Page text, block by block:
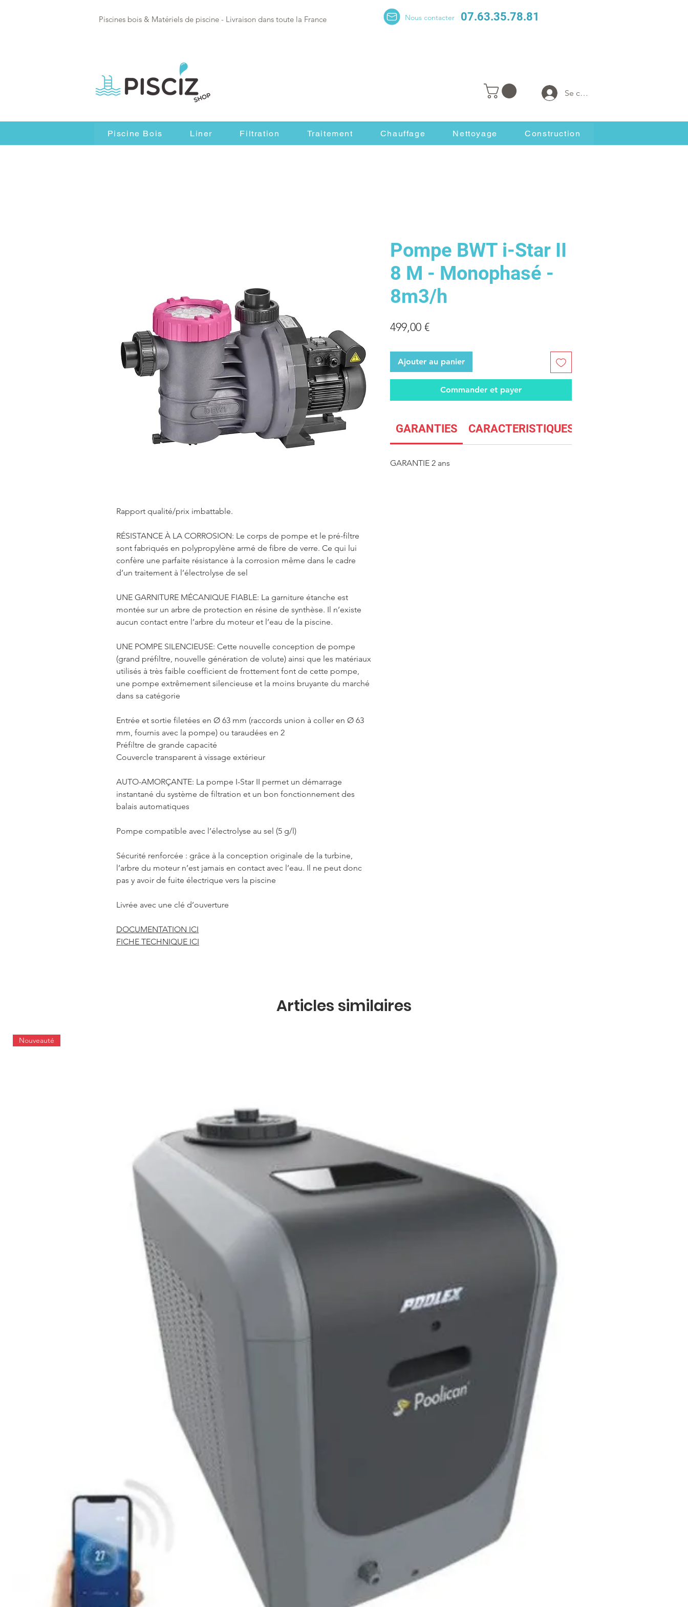
Piscines bois & Matériels de piscine - Livraison dans toute la France Nous contacter 07.63.35.78.81
Se connecter
Piscine Bois Liner Filtration Traitement Chauffage Nettoyage Construction
Rapport qualité/prix imbattable.
RÉSISTANCE À LA CORROSION: Le corps de pompe et le pré-filtre
sont fabriqués en polypropylène armé de fibre de verre. Ce qui lui
confère une parfaite résistance à la corrosion même dans le cadre
d’un traitement à l’électrolyse de sel
UNE GARNITURE MÉCANIQUE FIABLE: La garniture étanche est
montée sur un arbre de protection en résine de synthèse. Il n’existe
aucun contact entre l’arbre du moteur et l’eau de la piscine.
UNE POMPE SILENCIEUSE: Cette nouvelle conception de pompe
(grand préfiltre, nouvelle génération de volute) ainsi que les matériaux
utilisés à très faible coefficient de frottement font de cette pompe,
une pompe extrêmement silencieuse et la moins bruyante du marché
dans sa catégorie
Entrée et sortie filetées en Ø 63 mm (raccords union à coller en Ø 63
mm, fournis avec la pompe) ou taraudées en 2
Préfiltre de grande capacité
Couvercle transparent à vissage extérieur
AUTO-AMORÇANTE: La pompe I-Star II permet un démarrage
instantané du système de filtration et un bon fonctionnement des
balais automatiques
Pompe compatible avec l’électrolyse au sel (5 g/l)
Sécurité renforcée : grâce à la conception originale de la turbine,
l’arbre du moteur n’est jamais en contact avec l’eau. Il ne peut donc
pas y avoir de fuite électrique vers la piscine
Livrée avec une clé d’ouverture
DOCUMENTATION ICI
FICHE TECHNIQUE ICI
Pompe BWT i-Star II
8 M - Monophasé -
8m3/h
499,00 €Prix
Ajouter au panier
Commander et payer
GARANTIES CARACTERISTIQUES
GARANTIE 2 ans
Articles similaires
Nouveauté